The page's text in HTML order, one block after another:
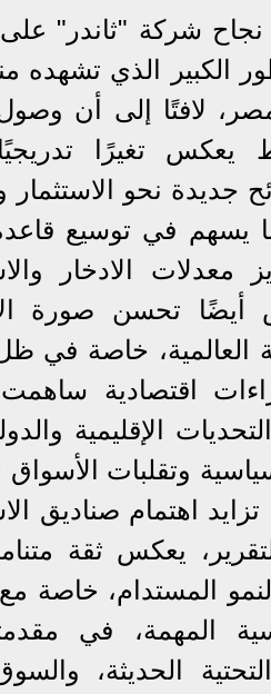
شركة "ثاندر"
الكبير الذي تشهده
لافتًا إلى أن
تغيرًا تدريجيًا
جديدة نحو الاستثمار
ما يسهم في توسيع
معدلات الادخار
أيضًا تحسن صورة
العالمية، خاصة في
اقتصادية
الإقليمية
وتقلبات الأسواق
تزايد اهتمام صناديق
يعكس ثقة
المستدام، خاصة
المهمة، في
الحديثة،